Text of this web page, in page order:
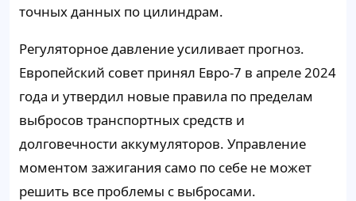
точных данных по цилиндрам.
Регуляторное давление усиливает прогноз.
Европейский совет принял Евро-7 в апреле 2024
года и утвердил новые правила по пределам
выбросов транспортных средств и
долговечности аккумуляторов. Управление
моментом зажигания само по себе не может
решить все проблемы с выбросами.